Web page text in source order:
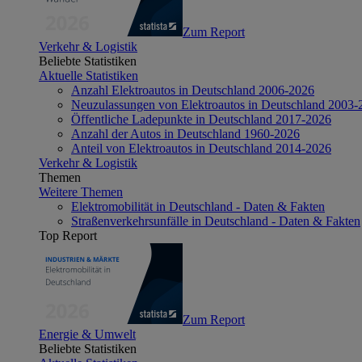
Zum Report
Verkehr & Logistik
Beliebte Statistiken
Aktuelle Statistiken
Anzahl Elektroautos in Deutschland 2006-2026
Neuzulassungen von Elektroautos in Deutschland 2003-
Öffentliche Ladepunkte in Deutschland 2017-2026
Anzahl der Autos in Deutschland 1960-2026
Anteil von Elektroautos in Deutschland 2014-2026
Verkehr & Logistik
Themen
Weitere Themen
Elektromobilität in Deutschland - Daten & Fakten
Straßenverkehrsunfälle in Deutschland - Daten & Fakten
Top Report
Zum Report
Energie & Umwelt
Beliebte Statistiken